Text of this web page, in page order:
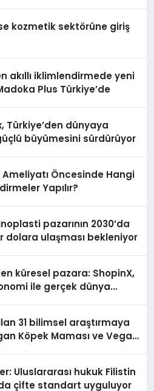
kozmetik sektörüne giriş
akıllı iklimlendirmede yeni
Plus Türkiye’de
Türkiye’den dünyaya
büyümesini sürdürüyor
Öncesinde Hangi
Yapılır?
pazarının 2030’da
dolara ulaşması bekleniyor
küresel pazara: ShopinX,
ile gerçek dünya
31 bilimsel araştırmaya
Köpek Maması ve Vegan
Uluslararası hukuk Filistin
çifte standart uyguluyor